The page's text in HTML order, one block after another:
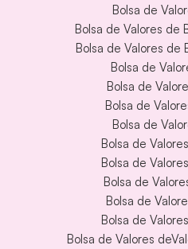
Bolsa de
Bolsa de Valores de
Bolsa de Valores de
Bolsa de
Bolsa de
Bolsa de
Bolsa de
Bolsa de
Bolsa de
Bolsa de
Bolsa de
Bolsa de
Bolsa de Valores